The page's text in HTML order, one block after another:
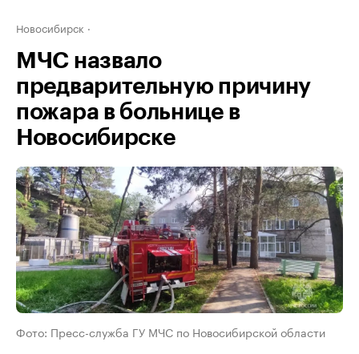
Новосибирск
МЧС назвало
предварительную причину
пожара в больнице в
Новосибирске
Фото: Пресс-служба ГУ МЧС по Новосибирской области